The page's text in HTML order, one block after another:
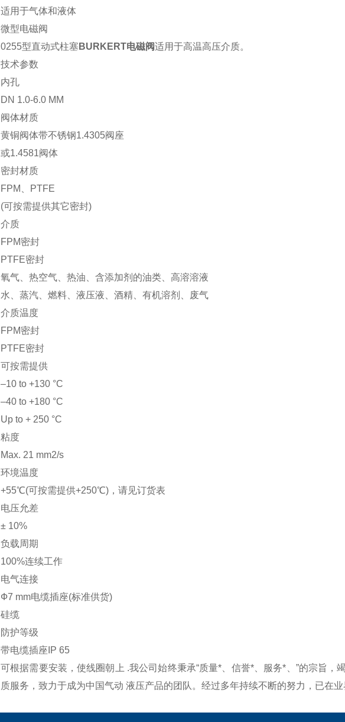
适用于气体和液体
微型电磁阀
0255型直动式柱塞 BURKERT电磁阀适用于高温高压介质。
技术参数
内孔
DN 1.0-6.0 MM
阀体材质
黄铜阀体带不锈钢1.4305阀座
或1.4581阀体
密封材质
FPM、PTFE
(可按需提供其它密封)
介质
FPM密封
PTFE密封
氧气、热空气、热油、含添加剂的油类、高溶溶液
水、蒸汽、燃料、液压液、酒精、有机溶剂、废气
介质温度
FPM密封
PTFE密封
可按需提供
–10 to +130 °C
–40 to +180 °C
Up to + 250 °C
粘度
Max. 21 mm2/s
环境温度
+55℃(可按需提供+250℃)，请见订货表
电压允差
± 10%
负载周期
100%连续工作
电气连接
Ф7 mm电缆插座(标准供货)
硅缆
防护等级
带电缆插座IP 65
可根据需要安装，使线圈朝上 .我公司始终秉承“质量*、信誉*、服务*、”的宗旨，
质服务，致力于成为中国气动 液压产品的团队。经过多年持续不断的努力，已在